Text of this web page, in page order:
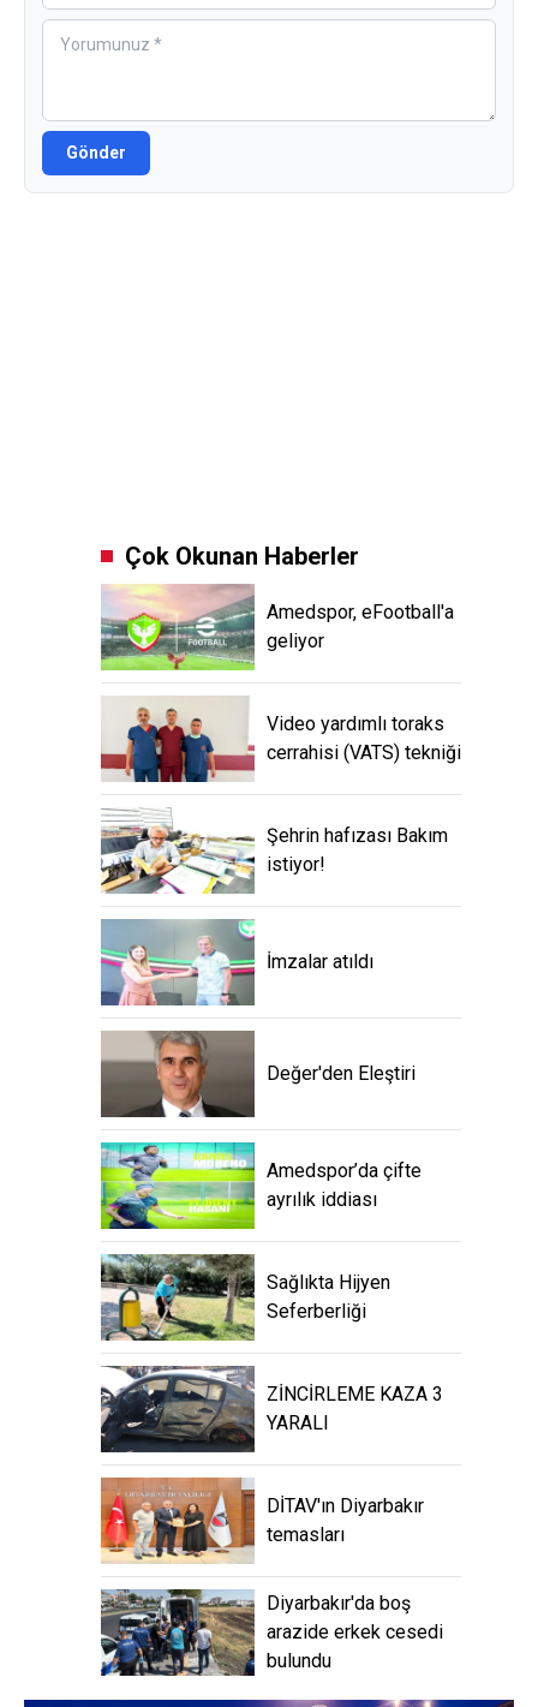
Gönder
Çok Okunan Haberler
Amedspor, eFootball'a
geliyor
Video yardımlı toraks
cerrahisi (VATS) tekniği
Şehrin hafızası Bakım
istiyor!
İmzalar atıldı
Değer'den Eleştiri
Amedspor’da çifte
ayrılık iddiası
Sağlıkta Hijyen
Seferberliği
ZİNCİRLEME KAZA 3
YARALI
DİTAV'ın Diyarbakır
temasları
Diyarbakır'da boş
arazide erkek cesedi
bulundu